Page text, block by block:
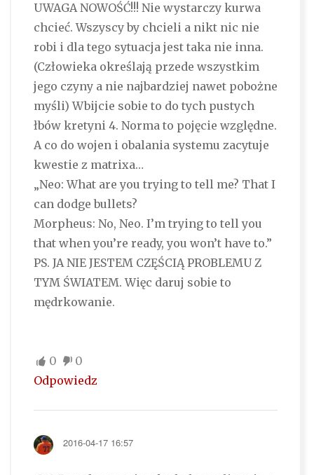
UWAGA NOWOŚĆ!!! Nie wystarczy kurwa
chcieć. Wszyscy by chcieli a nikt nic nie
robi i dla tego sytuacja jest taka nie inna.
(Człowieka określają przede wszystkim
jego czyny a nie najbardziej nawet pobożne
myśli) Wbijcie sobie to do tych pustych
łbów kretyni 4. Norma to pojęcie względne.
A co do wojen i obalania systemu zacytuje
kwestie z matrixa…
„Neo: What are you trying to tell me? That I
can dodge bullets?
Morpheus: No, Neo. I’m trying to tell you
that when you’re ready, you won’t have to.”
PS. JA NIE JESTEM CZĘŚCIĄ PROBLEMU Z
TYM ŚWIATEM. Więc daruj sobie to
mędrkowanie.
0
0
Odpowiedz
2016-04-17 16:57